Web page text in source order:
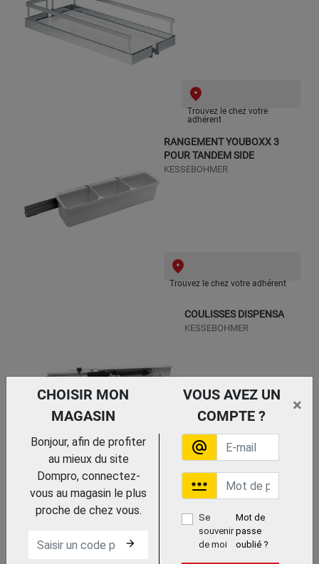
Trouvez le chez votre
adhérent
RANGEMENT YOUBOXX 3
POUR TANDEM SIDE
KESSEBOHMER
Trouvez le chez votre adhérent
COULISSES DISPENSA
KESSEBOHMER
adhérent
ANTHRACITE
KESSEBOHMER
CHOISIR MON
MAGASIN
VOUS AVEZ UN
COMPTE ?
×
Bonjour, afin de profiter
au mieux du site
Dompro, connectez-
vous au magasin le plus
proche de chez vous.
arrow_forward
alternate_email
password
Se
souvenir
de moi
Mot de
passe
oublié ?